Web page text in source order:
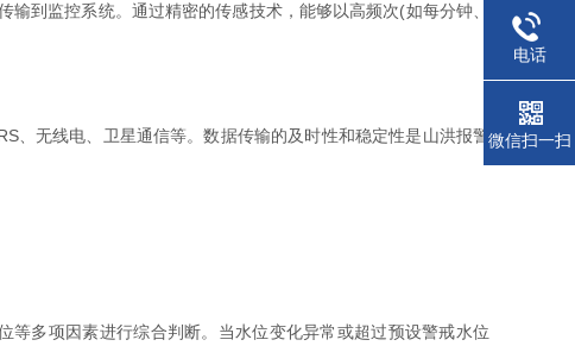
到监控系统。通过精密的传感技术，能够以高频次(如每分钟、
无线电、卫星通信等。数据传输的及时性和稳定性是山洪报警
多项因素进行综合判断。当水位变化异常或超过预设警戒水位
电话
微信扫一扫